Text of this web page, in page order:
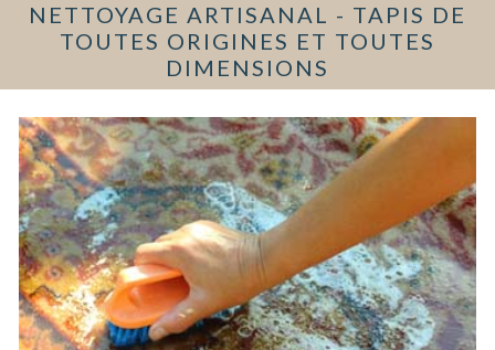
NETTOYAGE ARTISANAL - TAPIS DE
TOUTES ORIGINES ET TOUTES
DIMENSIONS